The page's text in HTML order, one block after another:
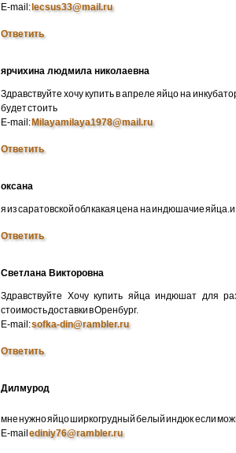
E-mail:lecsus33@mail.ru
Ответить
ярчихина людмила николаевна
Здравствуйте хочу купить в апреле яйцо на
будет стоить
E-mail:Milayamilaya1978@mail.ru
Ответить
оксана
я из саратовской обл какая цена на индюшачие яйца.и
Ответить
Светлана Викторовна
Здравствуйте Хочу купить яйца индюшат для
стоимость доставки в Оренбург.
E-mail:sofka-din@rambler.ru
Ответить
Дилмурод
мне нужно яйцо ширкогрудный белый индюк если
E-mailediniy76@rambler.ru